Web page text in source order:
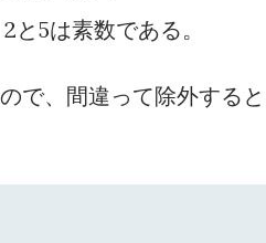
5は素数である。
で、間違って除外すると